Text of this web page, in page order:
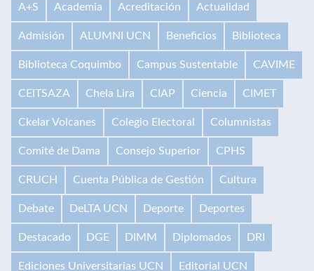
A+S Academia Acreditación Actualidad
Admisión ALUMNI UCN Beneficios Biblioteca
Biblioteca Coquimbo Campus Sustentable CAVIME
CEITSAZA Chela Lira CIAP Ciencia CIMET
Ckelar Volcanes Colegio Electoral Columnistas
Comité de Dama Consejo Superior CPHS
CRUCH Cuenta Pública de Gestión Cultura
Debate DeLTA UCN Deporte Deportes
Destacado DGE DIMM Diplomados DRI
Ediciones Universitarias UCN Editorial UCN